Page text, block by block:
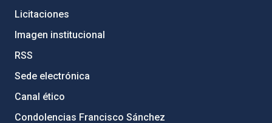
Licitaciones
Imagen institucional
RSS
Sede electrónica
Canal ético
Condolencias Francisco Sánchez